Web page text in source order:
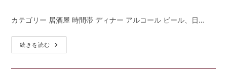
カテゴリー 居酒屋 時間帯 ディナー アルコール ビール、日…
続きを読む